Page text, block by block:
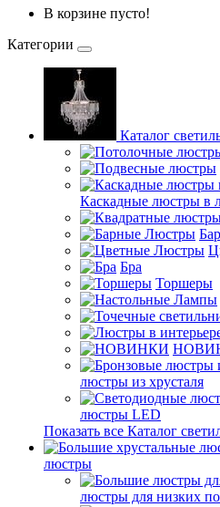
В корзине пусто!
Категории
Каталог
Каскадные люстры в
Бра
Торшеры
люстры из хрусталя
люстры LED
Показать все Каталог
люстры
люстры для низких